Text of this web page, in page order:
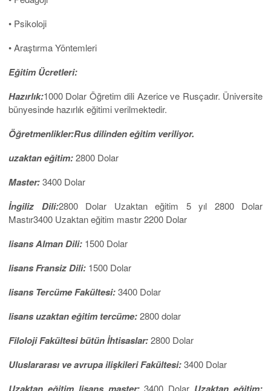
• Psikoloji
• Araştırma Yöntemleri
Eğitim Ücretleri:
Hazırlık:1000 Dolar Öğretim dili Azerice ve Rusçadır. Üniversite
bünyesinde hazırlık eğitimi verilmektedir.
Öğretmenlikler:Rus dilinden eğitim veriliyor.
uzaktan eğitim:2800 Dolar
Master:3400 Dolar
İngiliz Dili:2800 Dolar Uzaktan eğitim 5 yıl 2800 Dolar
Mastır3400 Uzaktan eğitim mastır 2200 Dolar
lisans Alman Dili: 1500 Dolar
lisans Fransiz Dili: 1500 Dolar
lisans Tercüme Fakültesi:3400 Dolar
lisans uzaktan eğitim tercüme:2800 dolar
Filoloji Fakültesi bütün İhtisaslar:2800 Dolar
Uluslararası ve avrupa ilişkileri Fakültesi:3400 Dolar
3400 Dolar